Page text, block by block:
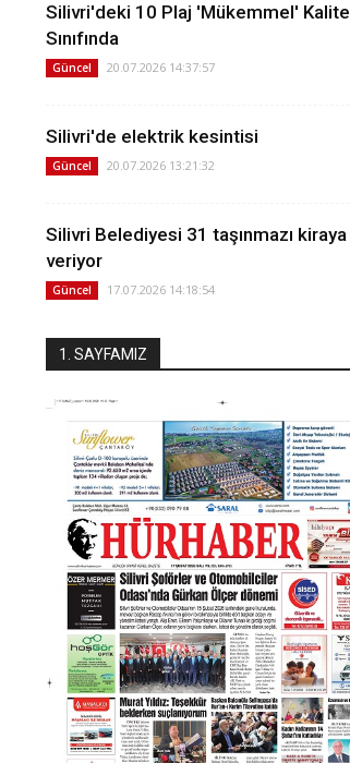
Silivri'deki 10 Plaj 'Mükemmel' Kalite
Sınıfında
Güncel 20.07.2026 14:37:57
Silivri'de elektrik kesintisi
Güncel 20.07.2026 13:21:32
Silivri Belediyesi 31 taşınmazı kiraya
veriyor
Güncel 17.07.2026 14:18:54
1. SAYFAMIZ